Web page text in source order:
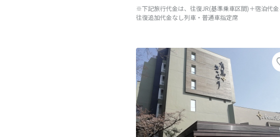
※下記旅行代金は、往復JR(基準乗車区間)＋宿泊代金
往復追加代金なし列車・普通車指定席